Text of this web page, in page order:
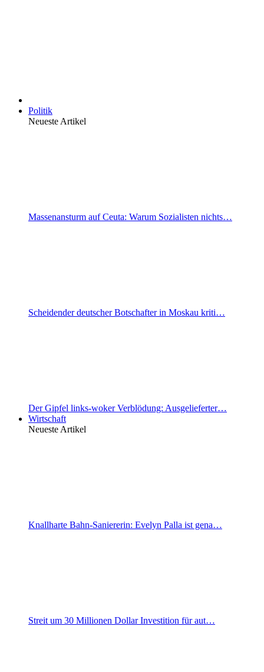
Politik
Neueste Artikel
Massenansturm auf Ceuta: Warum Sozialisten nichts…
Scheidender deutscher Botschafter in Moskau kriti…
Der Gipfel links-woker Verblödung: Ausgelieferter…
Wirtschaft
Neueste Artikel
Knallharte Bahn-Saniererin: Evelyn Palla ist gena…
Streit um 30 Millionen Dollar Investition für aut…